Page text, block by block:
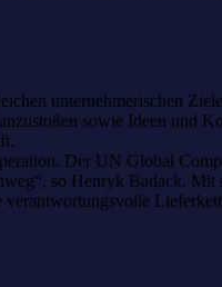
unternehmerischen
sowie Ideen und
Der UN Global
so Henryk Badack. Mit